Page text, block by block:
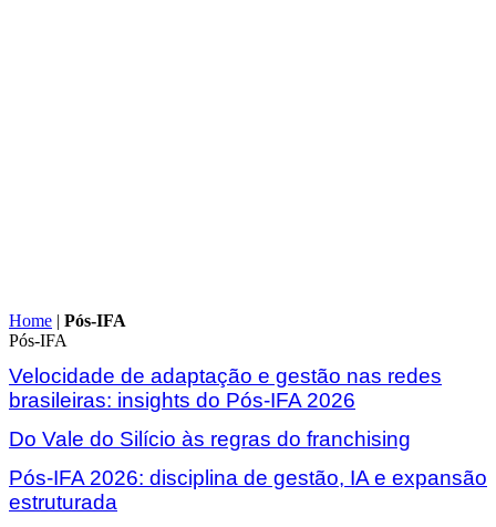
Home | Pós-IFA
Pós-IFA
Velocidade de adaptação e gestão nas redes
brasileiras: insights do Pós-IFA 2026
Do Vale do Silício às regras do franchising
Pós-IFA 2026: disciplina de gestão, IA e expansão
estruturada